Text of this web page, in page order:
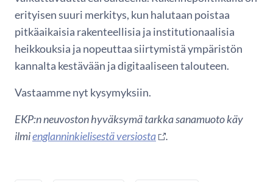
erityisen suuri merkitys, kun halutaan poistaa
pitkäaikaisia rakenteellisia ja institutionaalisia
heikkouksia ja nopeuttaa siirtymistä ympäristön
kannalta kestävään ja digitaaliseen talouteen.
Vastaamme nyt kysymyksiin.
EKP:n neuvoston hyväksymä tarkka sanamuoto käy
ilmienglanninkielisestä versiosta .